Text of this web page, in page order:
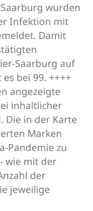
wurden
Infektion mit
Damit
Saarburg auf
bei 99. ++++
angezeigte
inhaltlicher
Die in der Karte
Marken
Pandemie zu
wie mit der
der
jeweilige